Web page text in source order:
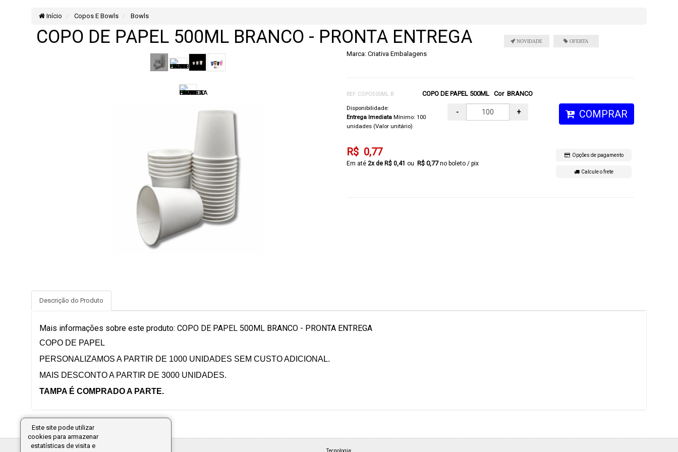
Início Copos E Bowls Bowls
COPO DE PAPEL 500ML BRANCO - PRONTA ENTREGA
Marca: Criativa Embalagens
REF: COPO500ML.B COPO DE PAPEL 500ML Cor BRANCO
Disponibilidade:
Entrega Imediata Mínimo: 100
unidades (Valor unitário)
- + COMPRAR
R$ 0,77
2x de R$ 0,41 R$ 0,77no boleto / pix
Opções de pagamento
Calcule o frete
Descrição do Produto
Mais informações sobre este produto: COPO DE PAPEL 500ML BRANCO - PRONTA ENTREGA
COPO DE PAPEL
PERSONALIZAMOS A PARTIR DE 1000 UNIDADES SEM CUSTO ADICIONAL.
MAIS DESCONTO A PARTIR DE 3000 UNIDADES.
TAMPA É COMPRADO A PARTE.
Tecnologia:
Este site pode utilizar
cookies para armazenar
estatísticas de visita e